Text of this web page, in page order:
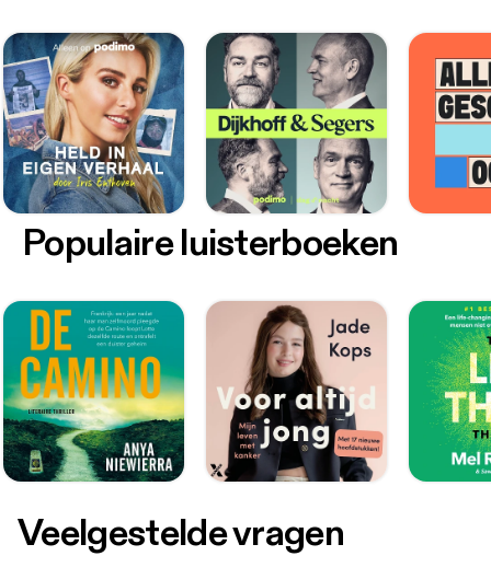
Populaire luisterboeken
Veelgestelde vragen